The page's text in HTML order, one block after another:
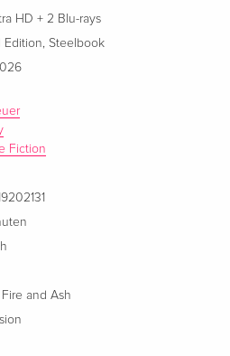
Ultra HD + 2
2 Blu-rays
HD + 2
HD + 2 Blu-rays
Edition, Steelbook
Fiction
and Ash